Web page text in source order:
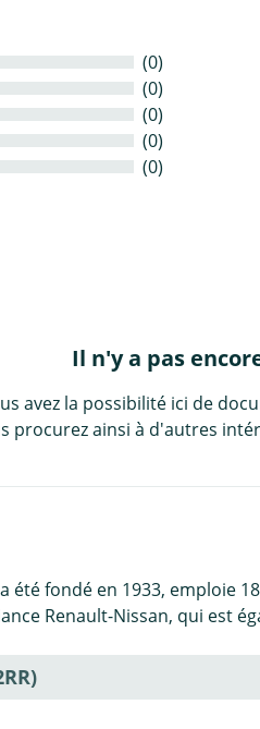
(0)
(0)
(0)
(0)
(0)
Il n'y a pas
avez la possibilité ici de
procurez ainsi à d'autres
fondé en 1933, emploie
Renault-Nissan, qui est